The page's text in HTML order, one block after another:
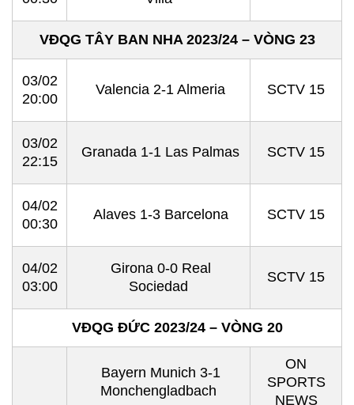
VĐQG TÂY BAN NHA 2023/24 – VÒNG 23
03/02
20:00
Valencia 2-1 Almeria SCTV 15
03/02
22:15
Granada 1-1 Las Palmas SCTV 15
04/02
00:30
Alaves 1-3 Barcelona SCTV 15
04/02
03:00
Girona 0-0 Real
Sociedad
SCTV 15
VĐQG ĐỨC 2023/24 – VÒNG 20
Bayern Munich 3-1
Monchengladbach
ON
SPORTS
NEWS